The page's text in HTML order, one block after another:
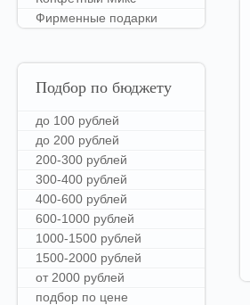
Фирменные подарки
Подбор по бюджету
до 100 рублей
до 200 рублей
200-300 рублей
300-400 рублей
400-600 рублей
600-1000 рублей
1000-1500 рублей
1500-2000 рублей
от 2000 рублей
подбор по цене